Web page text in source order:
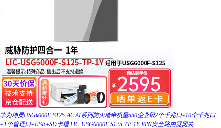
华为坤灵USG6000F-S125-AC AI系列防火墙带机量550企业级2个千兆口+10个千兆口
+1个管理口+USB+SD卡槽 LIC-USG6000F-S125-TP-1Y VPN安全路由器网关